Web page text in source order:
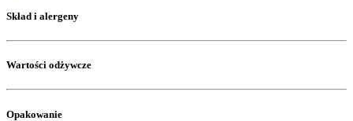
Skład i alergeny
Wartości odżywcze
Opakowanie